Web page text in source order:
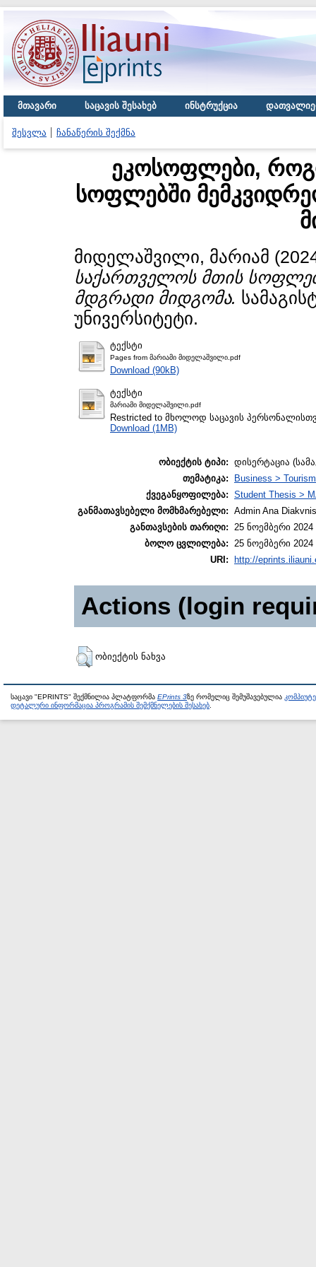
მთავარი საცავის შესახებ ინსტრუქცია
შესვლა ჩანაწერის შექმნა
ეკოსოფლები,
სოფლებში
მიდელაშვილი, მარიამ
საქართველოს მთის
მდგრადი მიდგომა.
უნივერსიტეტი.
ტექსტი
Pages from მარიამი მიდელაშვილი.pdf
Download (90kB)
ტექსტი
მარიამი მიდელაშვილი.pdf
Restricted to მხოლოდ საცავის
Download (1MB)
ობიექტის ტიპი: დისერტაცია
თემატიკა:
Business >
ქვეგანყოფილება: Student Thesis >
განმათავსებელი მომხმარებელი: Admin Ana
განთავსების თარიღი: 25 ნოემბერი 2024
ბოლო ცვლილება: 25 ნოემბერი 2024
URI:
http://
Actions (login
ობიექტის ნახვა
საცავი "EPRINTS" შექმნილია პლატფორმა EPrints 3ზე რომელიც შემუშავებულია
დეტალური ინფორმაცია პროგრამის შემქმნელების შესახებ.